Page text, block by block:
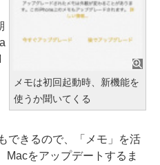
メモは初回起動時、新機能を
使うか聞いてくる
できるので、「メモ」を活
Macをアップデートするま